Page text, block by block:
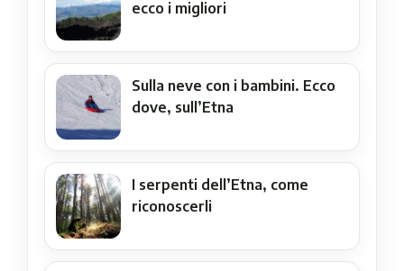
ecco i migliori
Sulla neve con i bambini. Ecco
dove, sull’Etna
I serpenti dell’Etna, come
riconoscerli